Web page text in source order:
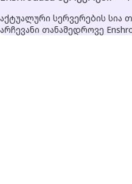
აქტუალური სერვერების სია
არჩევანი თანამედროვე